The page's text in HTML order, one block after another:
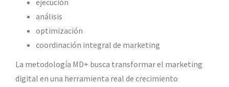
ejecución
análisis
optimización
coordinación integral de marketing
La metodología MD+ busca transformar el marketing
digital en una herramienta real de crecimiento